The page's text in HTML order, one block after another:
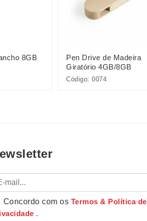
8GB
Pen Drive de Madeira
Giratório 4GB/8GB
Código: 0074
Concordo com os Termos & Política de
.